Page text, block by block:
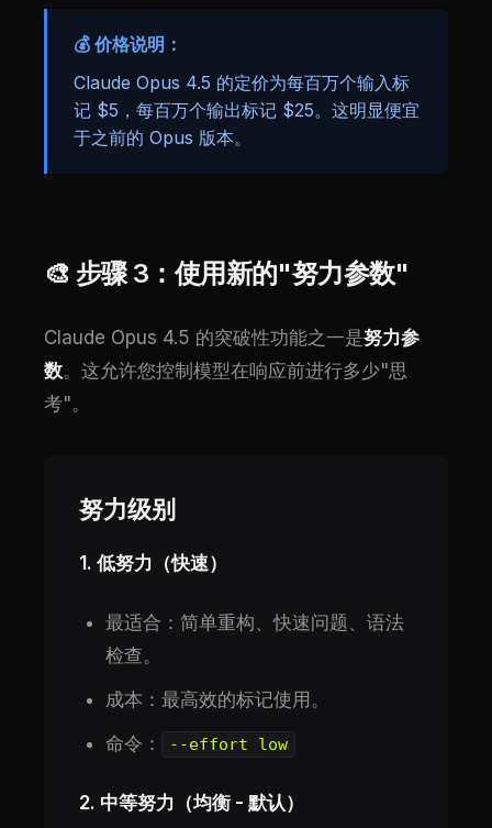
💰 价格说明：
Claude Opus 4.5 的定价为每百万个输入标
记 $5，每百万个输出标记 $25。这明显便宜
于之前的 Opus 版本。
🎨 步骤 3：使用新的"努力参数"
Claude Opus 4.5 的突破性功能之一是努力参
数。这允许您控制模型在响应前进行多少"思
考"。
努力级别
1. 低努力（快速）
最适合：简单重构、快速问题、语法
检查。
成本：最高效的标记使用。
命令：
--effort low
2. 中等努力（均衡 - 默认）